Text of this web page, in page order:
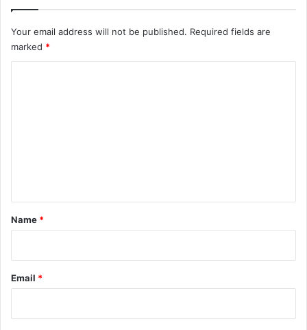
Your email address will not be published. Required fields are
marked *
*
Name *
Email *